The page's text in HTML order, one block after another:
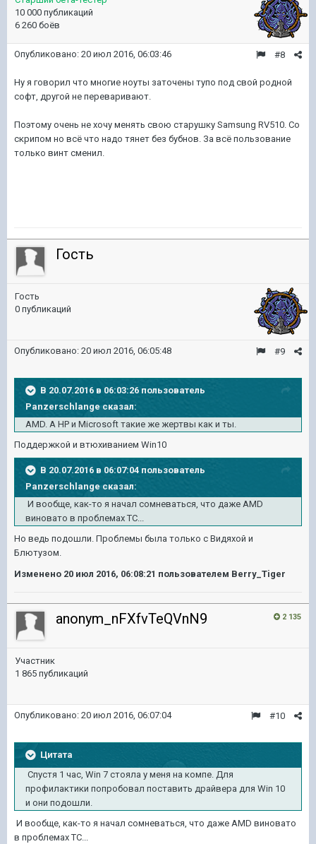
10 000 публикаций
6 260 боёв
#8
Опубликовано: 20 июл 2016, 06:03:46
Ну я говорил что многие ноуты заточены тупо под свой родной
софт, другой не переваривают.
Поэтому очень не хочу менять свою старушку Samsung RV510. Со
скрипом но всё что надо тянет без бубнов. За всё пользование
только винт сменил.
Гость
Гость
0 публикаций
#9
Опубликовано: 20 июл 2016, 06:05:48
В 20.07.2016 в 06:03:26 пользователь
Panzerschlange сказал:
AMD. А HP и Microsoft такие же жертвы как и ты.
Поддержкой и втюхиванием Win10
В 20.07.2016 в 06:07:04 пользователь
Panzerschlange сказал:
И вообще, как-то я начал сомневаться, что даже AMD
виновато в проблемах ТС...
Но ведь подошли. Проблемы была только с Видяхой и
Блютузом.
Изменено 20 июл 2016, 06:08:21 пользователем Berry_Tiger
2 135
anonym_nFXfvTeQVnN9
Участник
1 865 публикаций
#10
Опубликовано: 20 июл 2016, 06:07:04
Цитата
Спустя 1 час, Win 7 стояла у меня на компе. Для
профилактики попробовал поставить драйвера для Win 10
и они подошли.
И вообще, как-то я начал сомневаться, что даже AMD виновато
в проблемах ТС...